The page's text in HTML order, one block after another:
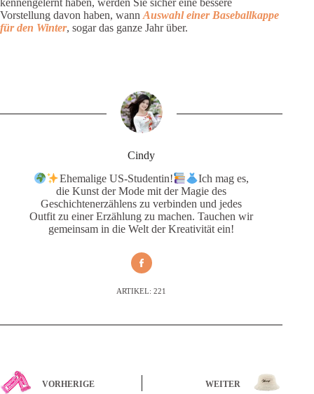
Vorstellung davon haben, wann Auswahl einer Baseballkappe
für den Winter, sogar das ganze Jahr über.
Cindy
Ehemalige US-Studentin!
Ich mag es,
die Kunst der Mode mit der Magie des
Geschichtenerzählens zu verbinden und jedes
Outfit zu einer Erzählung zu machen. Tauchen wir
gemeinsam in die Welt der Kreativität ein!
ARTIKEL: 221
VORHERIGE WEITER